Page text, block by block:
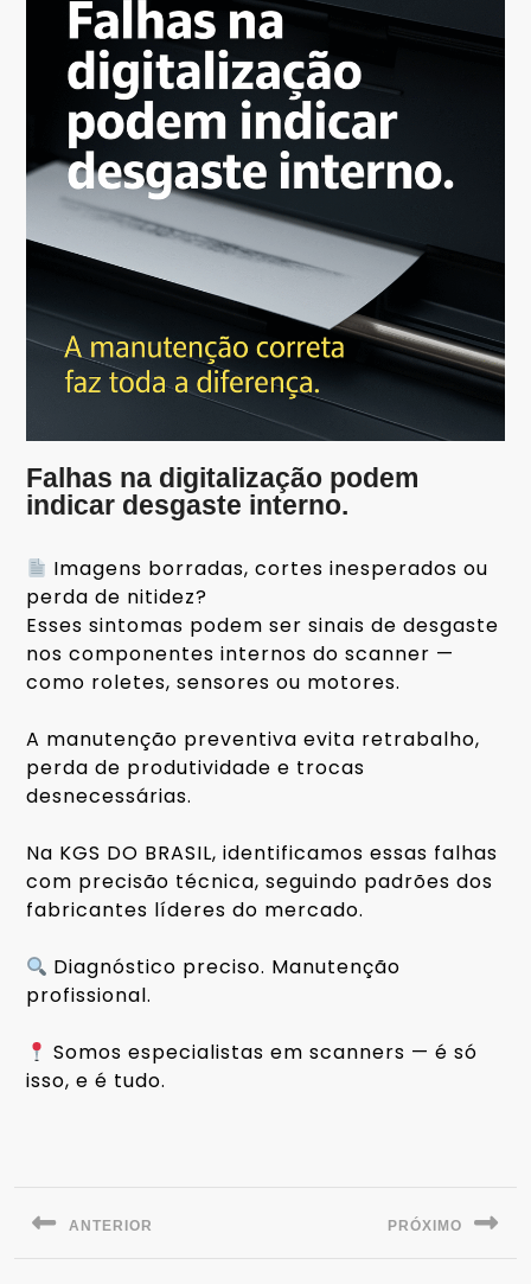
Falhas na digitalização podem
indicar desgaste interno.
Imagens borradas, cortes inesperados ou
perda de nitidez?
Esses sintomas podem ser sinais de desgaste
nos componentes internos do scanner —
como roletes, sensores ou motores.
A manutenção preventiva evita retrabalho,
perda de produtividade e trocas
desnecessárias.
Na KGS DO BRASIL, identificamos essas falhas
com precisão técnica, seguindo padrões dos
fabricantes líderes do mercado.
Diagnóstico preciso. Manutenção
profissional.
Somos especialistas em scanners — é só
isso, e é tudo.
ANTERIOR PRÓXIMO